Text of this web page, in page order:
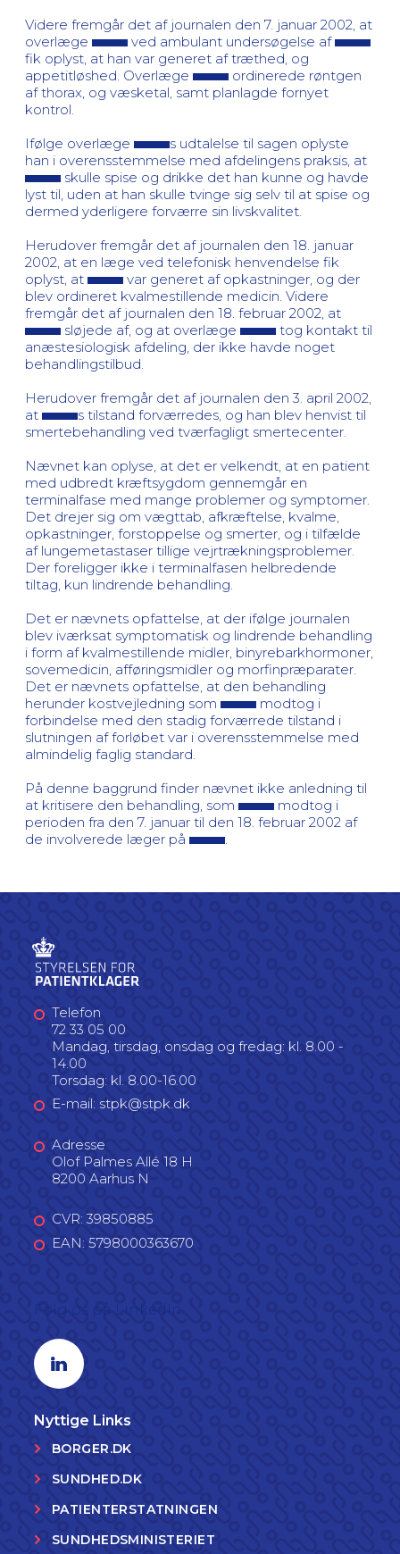
Videre fremgår det af journalen den 7. januar 2002, at
overlæge
ved ambulant undersøgelse af
fik oplyst, at han var generet af træthed, og
appetitløshed. Overlæge
ordinerede røntgen
af thorax, og væsketal, samt planlagde fornyet
kontrol.
Ifølge overlæge
s udtalelse til sagen oplyste
han i overensstemmelse med afdelingens praksis, at
skulle spise og drikke det han kunne og havde
lyst til, uden at han skulle tvinge sig selv til at spise og
dermed yderligere forværre sin livskvalitet.
Herudover fremgår det af journalen den 18. januar
2002, at en læge ved telefonisk henvendelse fik
oplyst, at
var generet af opkastninger, og der
blev ordineret kvalmestillende medicin. Videre
fremgår det af journalen den 18. februar 2002, at
sløjede af, og at overlæge
tog kontakt til
anæstesiologisk afdeling, der ikke havde noget
behandlingstilbud.
Herudover fremgår det af journalen den 3. april 2002,
at
s tilstand forværredes, og han blev henvist til
smertebehandling ved tværfagligt smertecenter.
Nævnet kan oplyse, at det er velkendt, at en patient
med udbredt kræftsygdom gennemgår en
terminalfase med mange problemer og symptomer.
Det drejer sig om vægttab, afkræftelse, kvalme,
opkastninger, forstoppelse og smerter, og i tilfælde
af lungemetastaser tillige vejrtrækningsproblemer.
Der foreligger ikke i terminalfasen helbredende
tiltag, kun lindrende behandling.
Det er nævnets opfattelse, at der ifølge journalen
blev iværksat symptomatisk og lindrende behandling
i form af kvalmestillende midler, binyrebarkhormoner,
sovemedicin, afføringsmidler og morfinpræparater.
Det er nævnets opfattelse, at den behandling
herunder kostvejledning som
modtog i
forbindelse med den stadig forværrede tilstand i
slutningen af forløbet var i overensstemmelse med
almindelig faglig standard.
På denne baggrund finder nævnet ikke anledning til
at kritisere den behandling, som
modtog i
perioden fra den 7. januar til den 18. februar 2002 af
de involverede læger på
Telefon
72 33 05 00
Mandag, tirsdag, onsdag og fredag: kl. 8.00 -
14.00
Torsdag: kl. 8.00-16.00
E-mail: stpk@stpk.dk
Adresse
Olof Palmes Allé 18 H
8200 Aarhus N
CVR: 39850885
EAN: 5798000363670
Linkedin profil
Nyttige Links
BORGER.DK
SUNDHED.DK
PATIENTERSTATNINGEN
SUNDHEDSMINISTERIET